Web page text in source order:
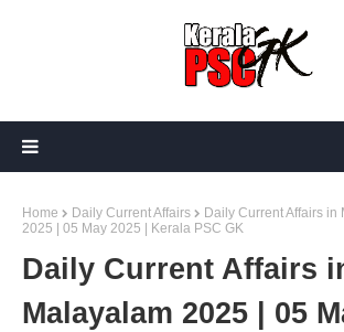
Home Daily Current Affairs
Daily Current Affairs in
2025 | 05 May 2025 | Kerala PSC GK
Daily Current Affairs
Malayalam 2025 | 05